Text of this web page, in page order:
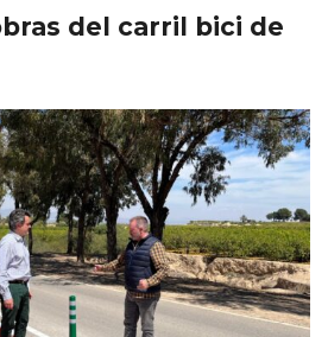
del carril bici de